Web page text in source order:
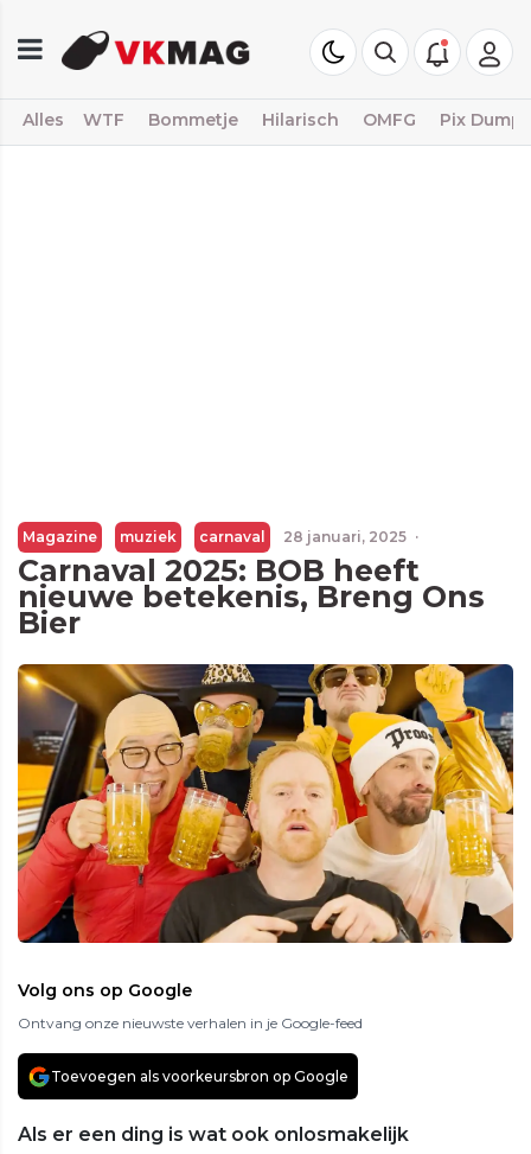
Alles WTF Bommetje Hilarisch OMFG Pix Dump
Magazine muziek carnaval 28 januari, 2025 ·
Carnaval 2025: BOB heeft
nieuwe betekenis, Breng Ons
Bier
Volg ons op Google
Ontvang onze nieuwste verhalen in je Google-feed
Toevoegen als voorkeursbron op Google
Als er een ding is wat ook onlosmakelijk